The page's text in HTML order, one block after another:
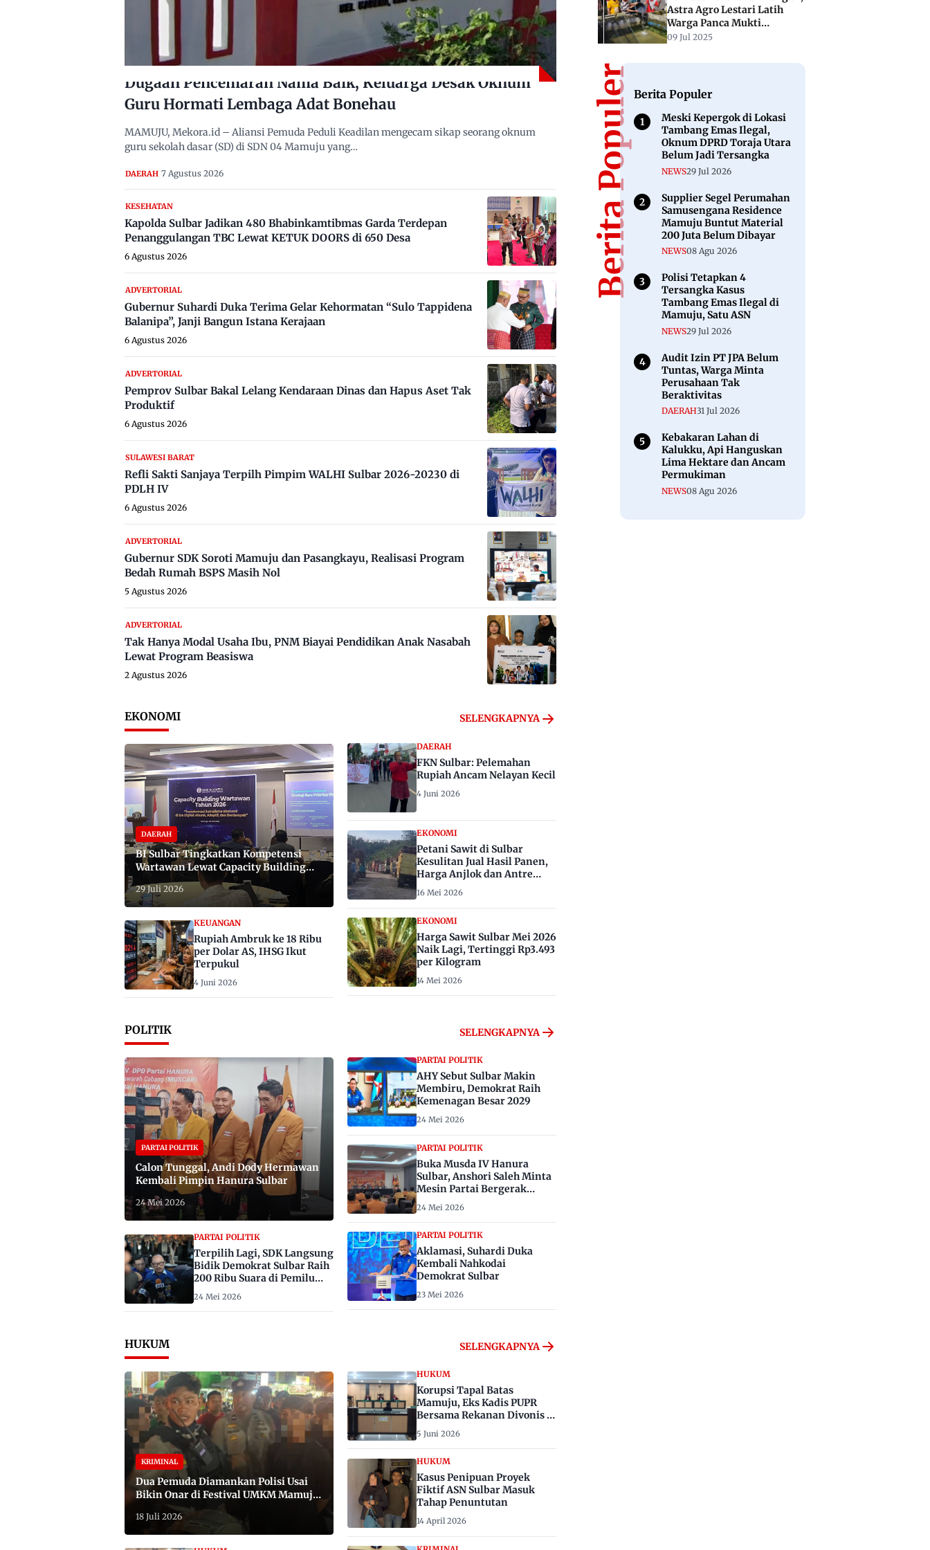
Dugaan Pencemaran Nama Baik, Keluarga Desak Oknum
Guru Hormati Lembaga Adat Bonehau
MAMUJU, Mekora.id – Aliansi Pemuda Peduli Keadilan mengecam sikap seorang oknum
guru sekolah dasar (SD) di SDN 04 Mamuju yang…
DAERAH 7 Agustus 2026
KESEHATAN
Kapolda Sulbar Jadikan 480 Bhabinkamtibmas Garda Terdepan
Penanggulangan TBC Lewat KETUK DOORS di 650 Desa
6 Agustus 2026
ADVERTORIAL
Gubernur Suhardi Duka Terima Gelar Kehormatan “Sulo Tappidena
Balanipa”, Janji Bangun Istana Kerajaan
6 Agustus 2026
ADVERTORIAL
Pemprov Sulbar Bakal Lelang Kendaraan Dinas dan Hapus Aset Tak
Produktif
6 Agustus 2026
SULAWESI BARAT
Refli Sakti Sanjaya Terpilh Pimpim WALHI Sulbar 2026-20230 di
PDLH IV
6 Agustus 2026
ADVERTORIAL
Gubernur SDK Soroti Mamuju dan Pasangkayu, Realisasi Program
Bedah Rumah BSPS Masih Nol
5 Agustus 2026
ADVERTORIAL
Tak Hanya Modal Usaha Ibu, PNM Biayai Pendidikan Anak Nasabah
Lewat Program Beasiswa
2 Agustus 2026
EKONOMI SELENGKAPNYA
DAERAH
BI Sulbar Tingkatkan Kompetensi
Wartawan Lewat Capacity Building
2026
29 Juli 2026
KEUANGAN
Rupiah Ambruk ke 18 Ribu
per Dolar AS, IHSG Ikut
Terpukul
4 Juni 2026
DAERAH
FKN Sulbar: Pelemahan
Rupiah Ancam Nelayan Kecil
4 Juni 2026
EKONOMI
Petani Sawit di Sulbar
Kesulitan Jual Hasil Panen,
Harga Anjlok dan Antre
Berhari-hari
16 Mei 2026
EKONOMI
Harga Sawit Sulbar Mei 2026
Naik Lagi, Tertinggi Rp3.493
per Kilogram
14 Mei 2026
POLITIK SELENGKAPNYA
PARTAI POLITIK
Calon Tunggal, Andi Dody Hermawan
Kembali Pimpin Hanura Sulbar
24 Mei 2026
PARTAI POLITIK
Terpilih Lagi, SDK Langsung
Bidik Demokrat Sulbar Raih
200 Ribu Suara di Pemilu
2029
24 Mei 2026
PARTAI POLITIK
AHY Sebut Sulbar Makin
Membiru, Demokrat Raih
Kemenagan Besar 2029
24 Mei 2026
PARTAI POLITIK
Buka Musda IV Hanura
Sulbar, Anshori Saleh Minta
Mesin Partai Bergerak
Menangkan Pemilu 2029
24 Mei 2026
PARTAI POLITIK
Aklamasi, Suhardi Duka
Kembali Nahkodai
Demokrat Sulbar
23 Mei 2026
HUKUM SELENGKAPNYA
KRIMINAL
Dua Pemuda Diamankan Polisi Usai
Bikin Onar di Festival UMKM Mamuju,
Satu Bawa Badik
18 Juli 2026
HUKUM
Korupsi Tapal Batas
Mamuju, Eks Kadis PUPR
Bersama Rekanan Divonis 6
dan 8 Tahun Penjara
5 Juni 2026
HUKUM
Kasus Penipuan Proyek
Fiktif ASN Sulbar Masuk
Tahap Penuntutan
14 April 2026
Astra Agro Lestari Latih
Warga Panca Mukti
Donggala dengan Budidaya
09 Jul 2025
Berita PopulerBerita Populer
Meski Kepergok di Lokasi
Tambang Emas Ilegal,
Oknum DPRD Toraja Utara
Belum Jadi Tersangka
NEWS29 Jul 2026
Supplier Segel Perumahan
Samusengana Residence
Mamuju Buntut Material
200 Juta Belum Dibayar
NEWS08 Agu 2026
Polisi Tetapkan 4
Tersangka Kasus
Tambang Emas Ilegal di
Mamuju, Satu ASN
NEWS29 Jul 2026
Audit Izin PT JPA Belum
Tuntas, Warga Minta
Perusahaan Tak
Beraktivitas
DAERAH31 Jul 2026
Kebakaran Lahan di
Kalukku, Api Hanguskan
Lima Hektare dan Ancam
Permukiman
NEWS08 Agu 2026